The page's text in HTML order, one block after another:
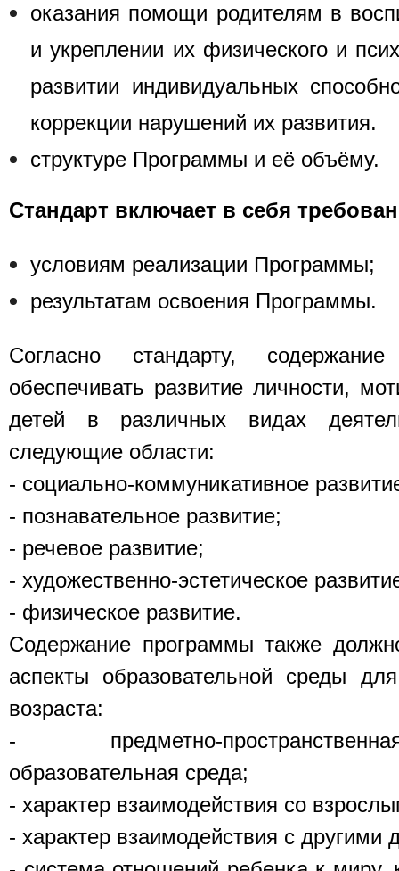
оказания помощи родителям в
и укреплении их физического и
развитии индивидуальных
коррекции нарушений их развития.
структуре Программы и её объёму.
Стандарт включает в себя
условиям реализации Программы;
результатам освоения Программы.
Согласно стандарту,
обеспечивать развитие личности,
детей в различных видах
следующие области:
- социально-коммуникативное
- познавательное развитие;
- речевое развитие;
- художественно-эстетическое
- физическое развитие.
Содержание программы также
аспекты образовательной среды
возраста:
- предметно-
образовательная среда;
- характер взаимодействия со
- характер взаимодействия с другими